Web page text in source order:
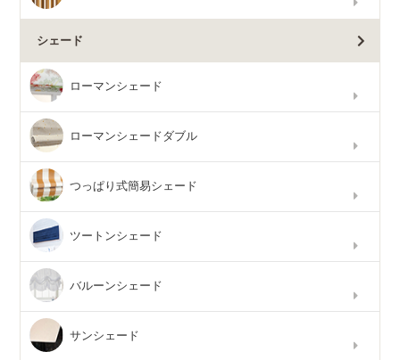
シェード
ローマンシェード
ローマンシェードダブル
つっぱり式簡易シェード
ツートンシェード
バルーンシェード
サンシェード